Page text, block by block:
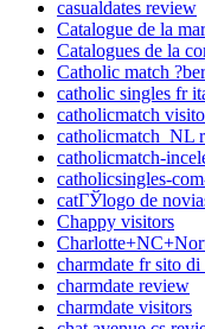
casualdates review
Catalogue de la
Catalogues de la
Catholic match
catholic singles fr
catholicmatch
catholicmatch_NL
catholicmatch-
catholicsingles-
catГЎlogo de
Chappy visitors
charmdate fr sito
charmdate review
charmdate visitors